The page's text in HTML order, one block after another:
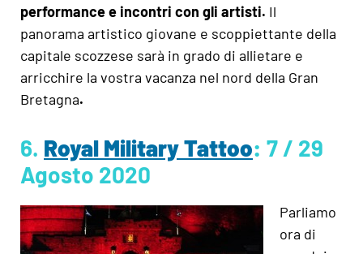
performance e incontri con gli artisti. Il
panorama artistico giovane e scoppiettante della
capitale scozzese sarà in grado di allietare e
arricchire la vostra vacanza nel nord della Gran
Bretagna.
6. Royal Military Tattoo: 7 / 29
Agosto 2020
Parliamo
ora di